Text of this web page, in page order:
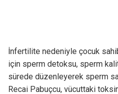
İnfertilite nedeniyle çocuk
için sperm detoksu, sperm
sürede düzenleyerek sperm
Recai Pabuçcu, vücuttaki